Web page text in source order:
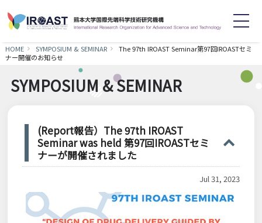
HOME SYMPOSIUM & SEMINAR
The 97th IROAST Seminar第97回IROASTセミ
ナー開催のお知らせ
SYMPOSIUM & SEMINAR
(Report報告）The 97th IROAST
Seminar was held 第97回IROASTセミ
ナーが開催されました
Jul 31, 2023
Research
Achievements Symposium
News Recruitment